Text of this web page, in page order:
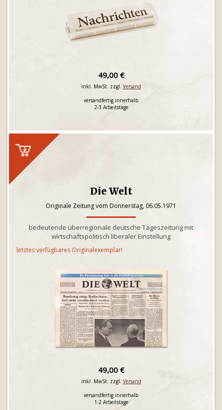
49,00 €
inkl. MwSt. zzgl. Versand
versandfertig innerhalb
2-3 Arbeitstage
Die Welt
Originale Zeitung vom Donnerstag, 06.05.1971
bedeutende überregionale deutsche Tageszeitung mit
wirtschaftspolitisch liberaler Einstellung
letztes verfügbares Originalexemplar!
49,00 €
inkl. MwSt. zzgl. Versand
versandfertig innerhalb
1-2 Arbeitstage